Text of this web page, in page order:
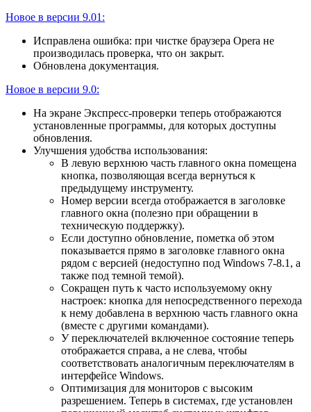
Новое в версии 9.01:
Исправлена ошибка: при чистке браузера Opera не
производилась проверка, что он закрыт.
Обновлена документация.
Новое в версии 9.0:
На экране Экспресс-проверки теперь отображаются
установленные программы, для которых доступны
обновления.
Улучшения удобства использования:
В левую верхнюю часть главного окна помещена
кнопка, позволяющая всегда вернуться к
предыдущему инструменту.
Номер версии всегда отображается в заголовке
главного окна (полезно при обращении в
техническую поддержку).
Если доступно обновление, пометка об этом
показывается прямо в заголовке главного окна
рядом с версией (недоступно под Windows 7-8.1, а
также под темной темой).
Сокращен путь к часто используемому окну
настроек: кнопка для непосредственного перехода
к нему добавлена в верхнюю часть главного окна
(вместе с другими командами).
У переключателей включенное состояние теперь
отображается справа, а не слева, чтобы
соответствовать аналогичным переключателям в
интерфейсе Windows.
Оптимизация для мониторов с высоким
разрешением. Теперь в системах, где установлен